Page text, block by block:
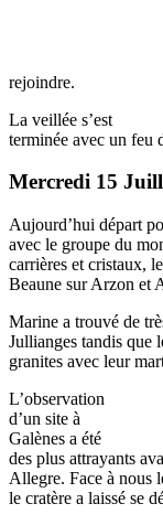
rejoindre.
La veillée s’est
terminée avec un feu
Mercredi 15
Aujourd’hui départ
avec le groupe du
carrières et cristaux,
Beaune sur Arzon et
Marine a trouvé de
Jullianges tandis que
granites avec leur
L’observation
d’un site à
Galènes a été
des plus attrayants
Allegre. Face à nous
le cratère a laissé se